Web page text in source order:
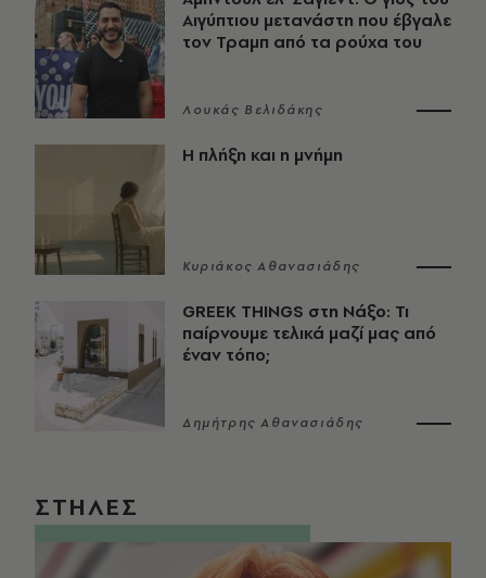
Αιγύπτιου μετανάστη που έβγαλε
τον Τραμπ από τα ρούχα του
Λουκάς Βελιδάκης
Η πλήξη και η μνήμη
Κυριάκος Αθανασιάδης
GREEK THINGS στη Νάξο: Τι
παίρνουμε τελικά μαζί μας από
έναν τόπο;
Δημήτρης Αθανασιάδης
ΣΤΗΛΕΣ